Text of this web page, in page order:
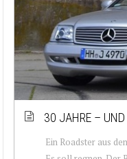
30 JAHRE –
Ein Roadster aus